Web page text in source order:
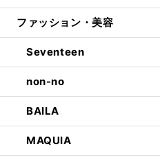
ファッション・美容
Seventeen
non-no
BAILA
MAQUIA